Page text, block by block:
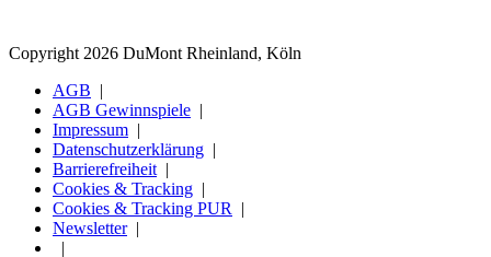
Copyright 2026 DuMont Rheinland, Köln
AGB
AGB Gewinnspiele
Impressum
Datenschutzerklärung
Barrierefreiheit
Cookies & Tracking
Cookies & Tracking PUR
Newsletter